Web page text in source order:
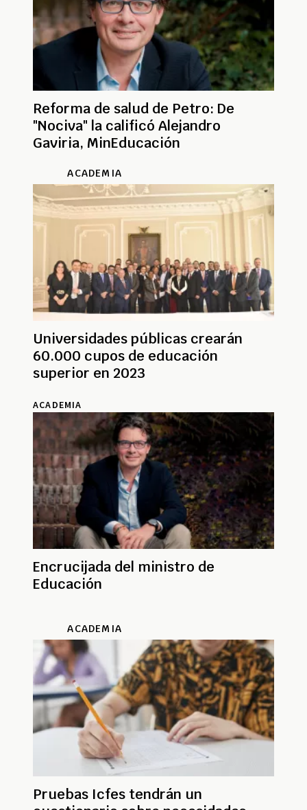
Reforma de salud de Petro: De
"Nociva" la calificó Alejandro
Gaviria, MinEducación
ACADEMIA
Universidades públicas crearán
60.000 cupos de educación
superior en 2023
ACADEMIA
Encrucijada del ministro de
Educación
ACADEMIA
Pruebas Icfes tendrán un